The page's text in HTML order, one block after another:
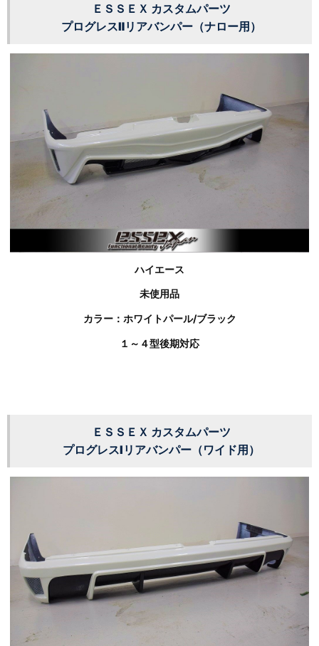
ＥＳＳＥＸ カスタムパーツ
プログレスⅡリアバンパー（ナロー用）
ハイエース
未使用品
カラー：ホワイトパール/ブラック
１～４型後期対応
ＥＳＳＥＸ カスタムパーツ
プログレスⅠリアバンパー（ワイド用）